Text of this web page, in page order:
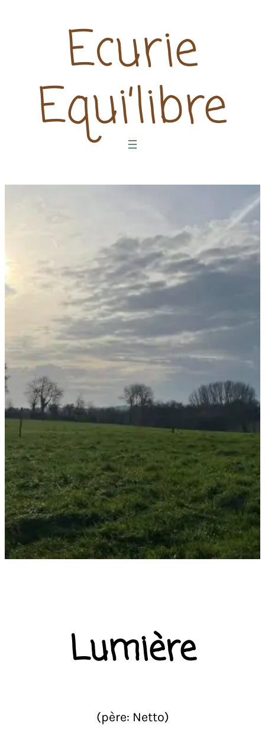
Ecurie
Equi’libre
Lumière
(père: Netto)